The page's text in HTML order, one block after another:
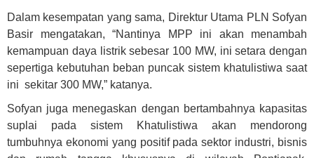
Dalam kesempatan yang sama, Direktur Utama PLN Sofyan
Basir mengatakan, “Nantinya MPP ini akan menambah
kemampuan daya listrik sebesar 100 MW, ini setara dengan
sepertiga kebutuhan beban puncak sistem khatulistiwa saat
ini sekitar 300 MW,” katanya.
Sofyan juga menegaskan dengan bertambahnya kapasitas
suplai pada sistem Khatulistiwa akan mendorong
tumbuhnya ekonomi yang positif pada sektor industri, bisnis